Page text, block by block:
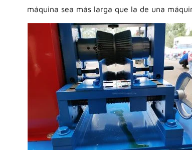
máquina sea más larga que la de una